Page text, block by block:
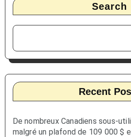
Search
Recent
De nombreux Canadiens sous-
malgré un plafond de 109 000 $